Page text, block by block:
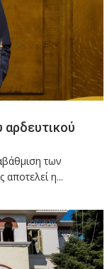
αρδευτικού
των
η...